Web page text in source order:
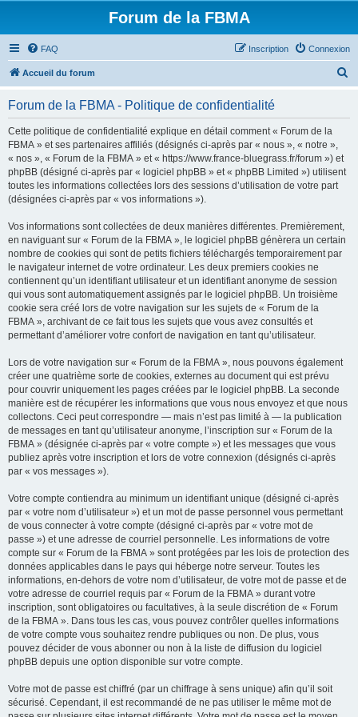
Forum de la FBMA
FAQ Connexion
Inscription
Accueil du forum
Forum de la FBMA - Politique de confidentialité
Cette politique de confidentialité explique en détail comment « Forum de la
FBMA » et ses partenaires affiliés (désignés ci-après par « nous », « notre »,
« nos », « Forum de la FBMA » et « https://www.france-bluegrass.fr/forum ») et
phpBB (désigné ci-après par « logiciel phpBB » et « phpBB Limited ») utilisent
toutes les informations collectées lors des sessions d’utilisation de votre part
(désignées ci-après par « vos informations »).
Vos informations sont collectées de deux manières différentes. Premièrement,
en naviguant sur « Forum de la FBMA », le logiciel phpBB génèrera un certain
nombre de cookies qui sont de petits fichiers téléchargés temporairement par
le navigateur internet de votre ordinateur. Les deux premiers cookies ne
contiennent qu’un identifiant utilisateur et un identifiant anonyme de session
qui vous sont automatiquement assignés par le logiciel phpBB. Un troisième
cookie sera créé lors de votre navigation sur les sujets de « Forum de la
FBMA », archivant de ce fait tous les sujets que vous avez consultés et
permettant d’améliorer votre confort de navigation en tant qu’utilisateur.
Lors de votre navigation sur « Forum de la FBMA », nous pouvons également
créer une quatrième sorte de cookies, externes au document qui est prévu
pour couvrir uniquement les pages créées par le logiciel phpBB. La seconde
manière est de récupérer les informations que vous nous envoyez et que nous
collectons. Ceci peut correspondre — mais n’est pas limité à — la publication
de messages en tant qu’utilisateur anonyme, l’inscription sur « Forum de la
FBMA » (désignée ci-après par « votre compte ») et les messages que vous
publiez après votre inscription et lors de votre connexion (désignés ci-après
par « vos messages »).
Votre compte contiendra au minimum un identifiant unique (désigné ci-après
par « votre nom d’utilisateur ») et un mot de passe personnel vous permettant
de vous connecter à votre compte (désigné ci-après par « votre mot de
passe ») et une adresse de courriel personnelle. Les informations de votre
compte sur « Forum de la FBMA » sont protégées par les lois de protection des
données applicables dans le pays qui héberge notre serveur. Toutes les
informations, en-dehors de votre nom d’utilisateur, de votre mot de passe et de
votre adresse de courriel requis par « Forum de la FBMA » durant votre
inscription, sont obligatoires ou facultatives, à la seule discrétion de « Forum
de la FBMA ». Dans tous les cas, vous pouvez contrôler quelles informations
de votre compte vous souhaitez rendre publiques ou non. De plus, vous
pouvez décider de vous abonner ou non à la liste de diffusion du logiciel
phpBB depuis une option disponible sur votre compte.
Votre mot de passe est chiffré (par un chiffrage à sens unique) afin qu’il soit
sécurisé. Cependant, il est recommandé de ne pas utiliser le même mot de